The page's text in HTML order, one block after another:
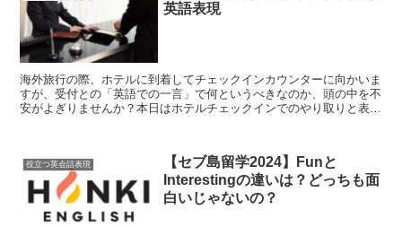
英語表現
海外旅行の際、ホテルに到着してチェックインカウンターに向かいま
すが、受付との「英語での一言」で何というべきなのか、頭の中を不
安がよぎりませんか？本日はホテルチェックインでのやり取りと表現
役立つ英会話表現
【セブ島留学2024】Funと
Interestingの違いは？どっちも面
白いじゃないの？